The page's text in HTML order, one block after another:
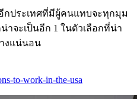
กประเทศที่มีผู้คนแทบจะทุกมุม
าจะเป็นอีก 1 ในตัวเลือกที่น่า
งแน่นอน
to-work-in-the-usa